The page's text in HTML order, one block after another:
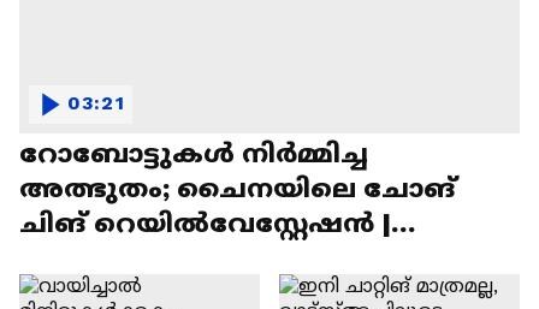
റോബോട്ടുകൾ നിർമ്മിച്ച
അത്ഭുതം; ചൈനയിലെ ചോങ്
ചിങ് റെയിൽവേസ്റ്റേഷൻ |
03:21